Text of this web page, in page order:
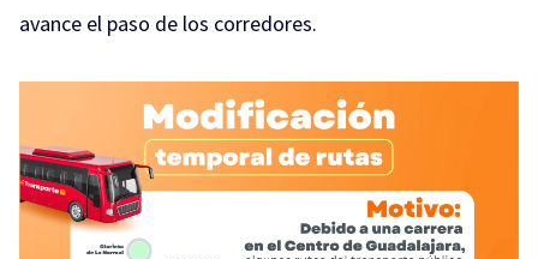
avance el paso de los corredores.